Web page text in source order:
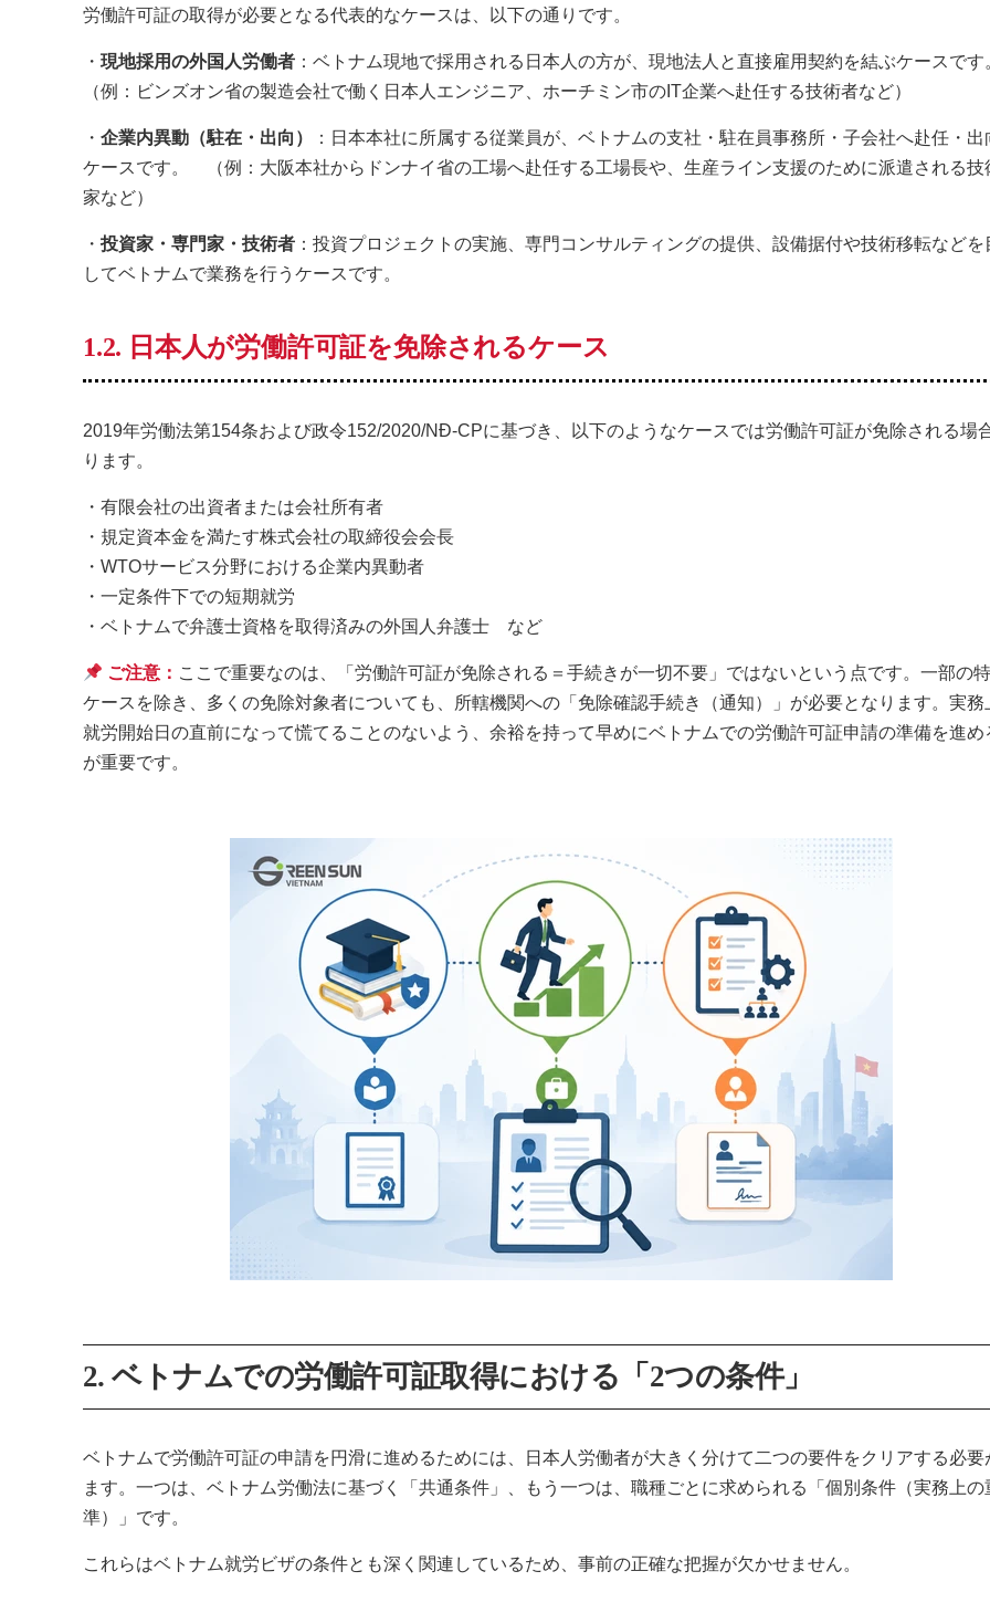
労働許可証の取得が必要となる代表的なケースは、以下の通りです。
・ 現地採用の外国人労働者 ：ベトナム現地で採用される日本人の方が、現地法人と直接雇用契約を結ぶケースで
（例：ビンズオン省の製造会社で働く日本人エンジニア、ホーチミン市のIT企業へ赴任する技術者など）
・ 企業内異動（駐在・出向）
：日本本社に所属する従業員が、ベトナムの支社・駐在員事務所・子会社へ赴任・出
ケースです。 （例：大阪本社からドンナイ省の工場へ赴任する工場長や、生産ライン支援のために派遣される技
家など）
・ 投資家・専門家・技術者 ：投資プロジェクトの実施、専門コンサルティングの提供、設備据付や技術移転などを
してベトナムで業務を行うケースです。
1.2. 日本人が労働許可証を免除されるケース
2019年労働法第154条および政令152/2020/NĐ-CPに基づき、以下のようなケースでは労働許可証が免除される場
ります。
・有限会社の出資者または会社所有者
・規定資本金を満たす株式会社の取締役会会長
・WTOサービス分野における企業内異動者
・一定条件下での短期就労
・ベトナムで弁護士資格を取得済みの外国人弁護士 など
ご注意： ここで重要なのは、「労働許可証が免除される＝手続きが一切不要」ではないという点です。一部の
ケースを除き、多くの免除対象者についても、所轄機関への「免除確認手続き（通知）」が必要となります。実務
就労開始日の直前になって慌てることのないよう、余裕を持って早めにベトナムでの労働許可証申請の準備を進め
が重要です。
2. ベトナムでの労働許可証取得における「2つの条件」
ベトナムで労働許可証の申請を円滑に進めるためには、日本人労働者が大きく分けて二つの要件をクリアする必要
ます。一つは、ベトナム労働法に基づく「共通条件」、もう一つは、職種ごとに求められる「個別条件（実務上の
準）」です。
これらはベトナム就労ビザの条件とも深く関連しているため、事前の正確な把握が欠かせません。